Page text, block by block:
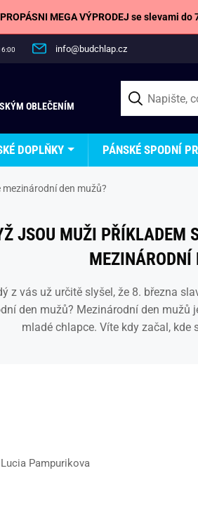
MEGA VÝPRODEJ se slevami
info@budchlap.cz
OBLEČENÍM
DOPLŇKY PÁNSKÉ SPODNÍ
den mužů?
JSOU MUŽI PŘÍKLADEM
MEZINÁRODNÍ
z vás už určitě slyšel, že 8. března
den mužů? Mezinárodní den mužů
mladé chlapce. Víte kdy začal, kde
Pampurikova